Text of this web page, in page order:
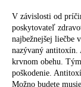
V závislosti od
poskytovateľ
najbežnejšej liečbe
nazývaný
krvnom obehu.
poškodenie.
Možno budete